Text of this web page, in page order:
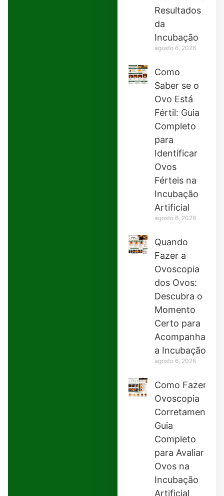
Resultados
da
Incubação
agosto 6, 2026
Como
Saber se o
Ovo Está
Fértil: Guia
Completo
para
Identificar
Ovos
Férteis na
Incubação
Artificial
agosto 6, 2026
Quando
Fazer a
Ovoscopia
dos Ovos:
Descubra o
Momento
Certo para
Acompanhar
a Incubação
agosto 6, 2026
Como Fazer
Ovoscopia
Corretamente:
Guia
Completo
para Avaliar
Ovos na
Incubação
Artificial